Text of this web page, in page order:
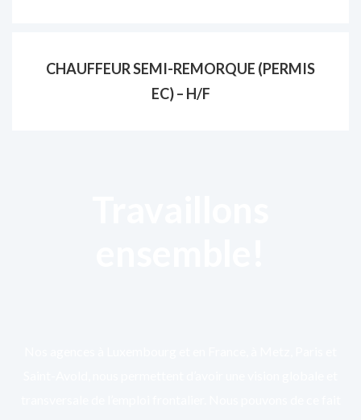
CHAUFFEUR SEMI-REMORQUE (PERMIS
EC) – H/F